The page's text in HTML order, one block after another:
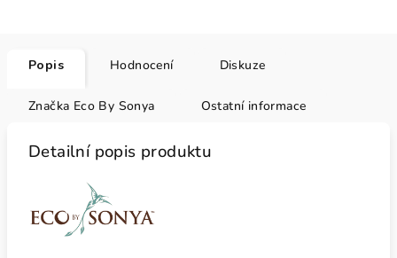
Popis Hodnocení Diskuze
Značka Eco By Sonya Ostatní informace
Detailní popis produktu